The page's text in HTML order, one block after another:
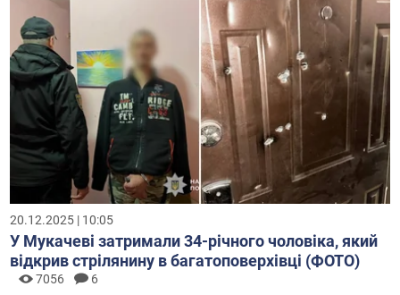
20.12.2025 | 10:05
У Мукачеві затримали 34-річного чоловіка, який
відкрив стрілянину в багатоповерхівці (ФОТО)
7056 6